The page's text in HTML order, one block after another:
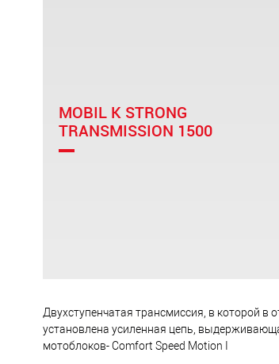
MOBIL K STRONG
TRANSMISSION 1500
Двухступенчатая трансмиссия, в которой в
установлена усиленная цепь,
мотоблоков- Comfort Speed Motion I